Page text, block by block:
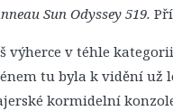
Sun Odyssey 519.
výherce v téhle
tu byla k vidění už
kormidelní